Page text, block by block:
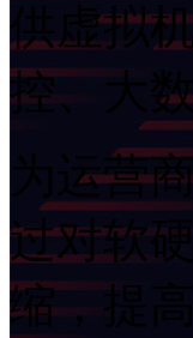
供虚拟机
控、
为运营
过对软
缩，